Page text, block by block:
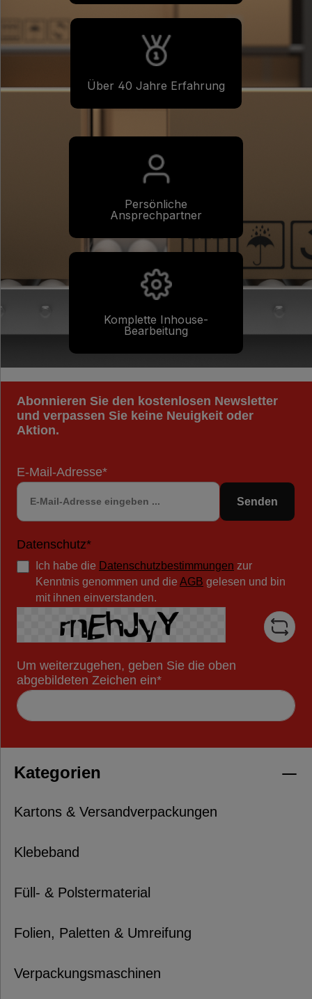
Über 40 Jahre Erfahrung
Persönliche
Ansprechpartner
Komplette Inhouse-
Bearbeitung
Abonnieren Sie den kostenlosen Newsletter
und verpassen Sie keine Neuigkeit oder
Aktion.
E-Mail-Adresse*
Senden
Datenschutz*
Ich habe die Datenschutzbestimmungen zur
Kenntnis genommen und die AGB gelesen und bin
mit ihnen einverstanden.
Um weiterzugehen, geben Sie die oben
abgebildeten Zeichen ein*
Kategorien
Kartons & Versandverpackungen
Klebeband
Füll- & Polstermaterial
Folien, Paletten & Umreifung
Verpackungsmaschinen